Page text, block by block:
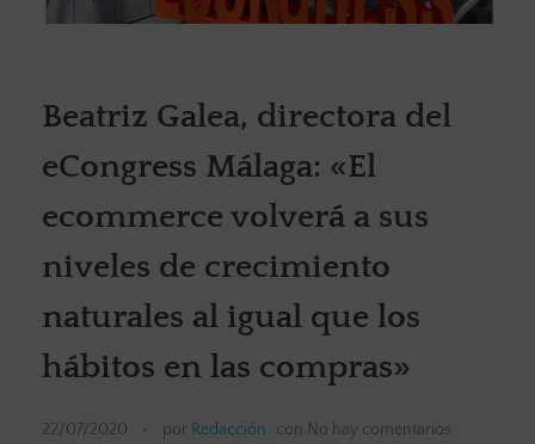
Beatriz Galea, directora del
eCongress Málaga: «El
ecommerce volverá a sus
niveles de crecimiento
naturales al igual que los
hábitos en las compras»
22/07/2020 por Redacción con No hay comentarios